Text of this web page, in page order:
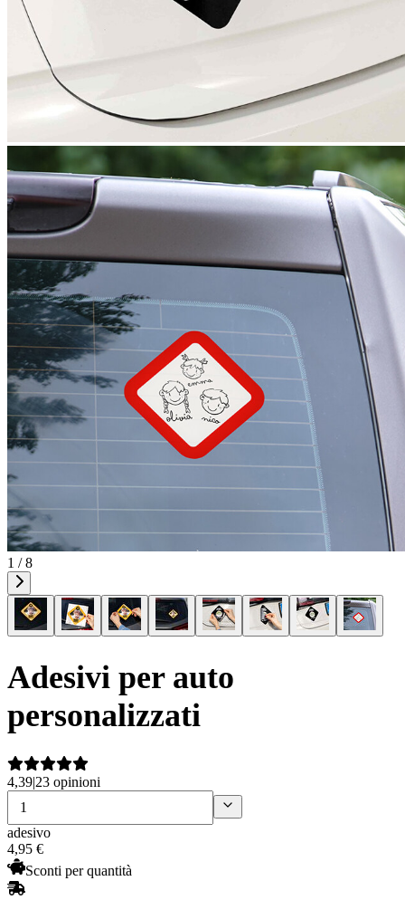
1 / 8
Adesivi per auto
personalizzati
4,39|23 opinioni
adesivo
4,95 €
Sconti per quantità